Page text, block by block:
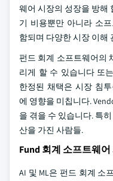
웨어 시장의 성장을 방해
기 비용뿐만 아니라 소
함되며 다양한 시장 이해
펀드 회계 소프트웨어의
리게 할 수 있습니다 또
한정된 채택은 시장 침
에 영향을 미칩니다.
을 겪을 수 있습니다. 특
산을 가진 사람들.
Fund 회계 소프트웨
AI 및 ML은 펀드 회계 소